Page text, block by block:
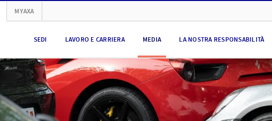
MYAXA
SEDI LAVORO E CARRIERA MEDIA LA NOSTRA RESPONSABILITÀ